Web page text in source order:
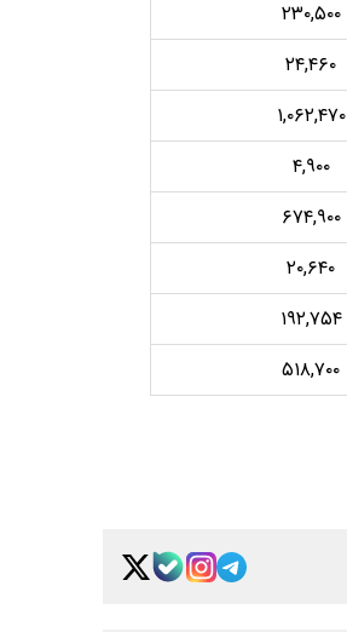
۲۳۰,۵۰۰
۲۴,۴۶۰
۱,۰۶۲,۴۷۰
۴,۹۰۰
۶۷۴,۹۰۰
۲۰,۶۴۰
۱۹۲,۷۵۴
۵۱۸,۷۰۰